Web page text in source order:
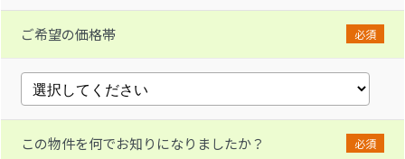
ご希望の価格帯 必須
この物件を何でお知りになりましたか？ 必須